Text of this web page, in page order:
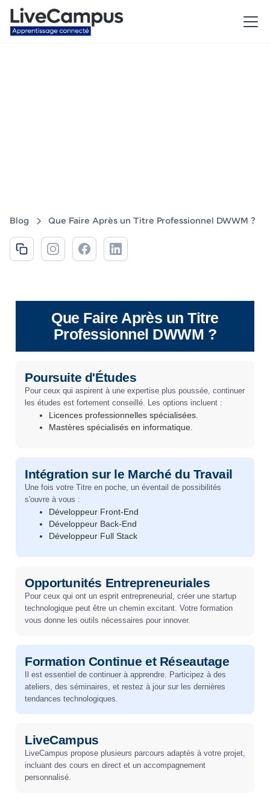
Blog Que Faire Après un Titre Professionnel DWWM ?
Que Faire Après un Titre
Professionnel DWWM ?
Poursuite d'Études
Pour ceux qui aspirent à une expertise plus poussée, continuer
les études est fortement conseillé. Les options incluent :
Licences professionnelles spécialisées.
Mastères spécialisés en informatique.
Intégration sur le Marché du Travail
Une fois votre Titre en poche, un éventail de possibilités
s'ouvre à vous :
Développeur Front-End
Développeur Back-End
Développeur Full Stack
Opportunités Entrepreneuriales
Pour ceux qui ont un esprit entrepreneurial, créer une startup
technologique peut être un chemin excitant. Votre formation
vous donne les outils nécessaires pour innover.
Formation Continue et Réseautage
Il est essentiel de continuer à apprendre. Participez à des
ateliers, des séminaires, et restez à jour sur les dernières
tendances technologiques.
LiveCampus
LiveCampus propose plusieurs parcours adaptés à votre projet,
incluant des cours en direct et un accompagnement
personnalisé.